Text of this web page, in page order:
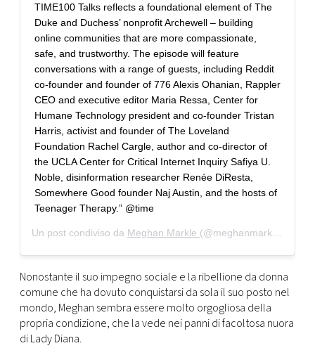
TIME100 Talks reflects a foundational element of The
Duke and Duchess’ nonprofit Archewell – building
online communities that are more compassionate,
safe, and trustworthy. The episode will feature
conversations with a range of guests, including Reddit
co-founder and founder of 776 Alexis Ohanian, Rappler
CEO and executive editor Maria Ressa, Center for
Humane Technology president and co-founder Tristan
Harris, activist and founder of The Loveland
Foundation Rachel Cargle, author and co-director of
the UCLA Center for Critical Internet Inquiry Safiya U.
Noble, disinformation researcher Renée DiResta,
Somewhere Good founder Naj Austin, and the hosts of
Teenager Therapy.” @time
Un post condiviso da Meghan Markle (@meghanmarkle_official) in data:
Nonostante il suo impegno sociale e la ribellione da donna
comune che ha dovuto conquistarsi da sola il suo posto nel
mondo, Meghan sembra essere molto orgogliosa della
propria condizione, che la vede nei panni di facoltosa nuora
di Lady Diana.